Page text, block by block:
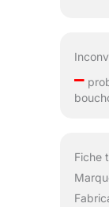
–
Fiche